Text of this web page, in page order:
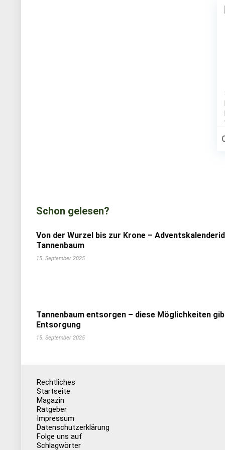
Schon gelesen?
Von der Wurzel bis zur Krone –
Tannenbaum
15. September 2025
Tannenbaum entsorgen – diese Möglichkeiten
Entsorgung
15. September 2025
Rechtliches
Startseite
Magazin
Ratgeber
Impressum
Datenschutzerklärung
Folge uns auf
Schlagwörter